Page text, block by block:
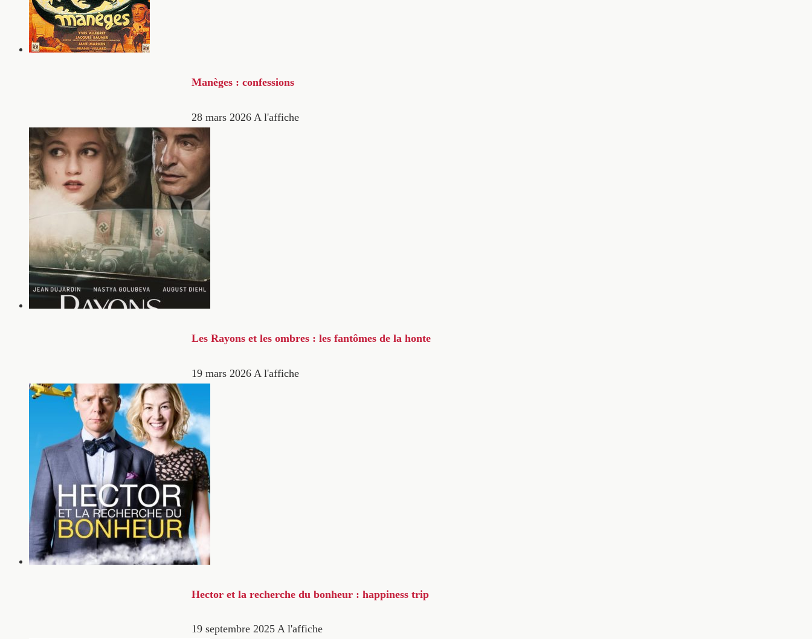
Manèges : confessions
28 mars 2026 A l'affiche
Les Rayons et les ombres : les fantômes de la honte
19 mars 2026 A l'affiche
Hector et la recherche du bonheur : happiness trip
19 septembre 2025 A l'affiche